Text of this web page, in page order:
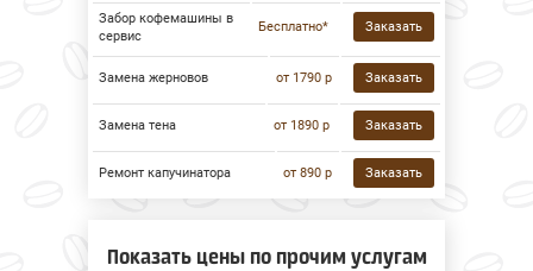
Забор кофемашины в
сервис
Бесплатно* Заказать
Замена жерновов от 1790 р Заказать
Замена тена от 1890 р Заказать
Ремонт капучинатора от 890 р Заказать
Показать цены по прочим услугам